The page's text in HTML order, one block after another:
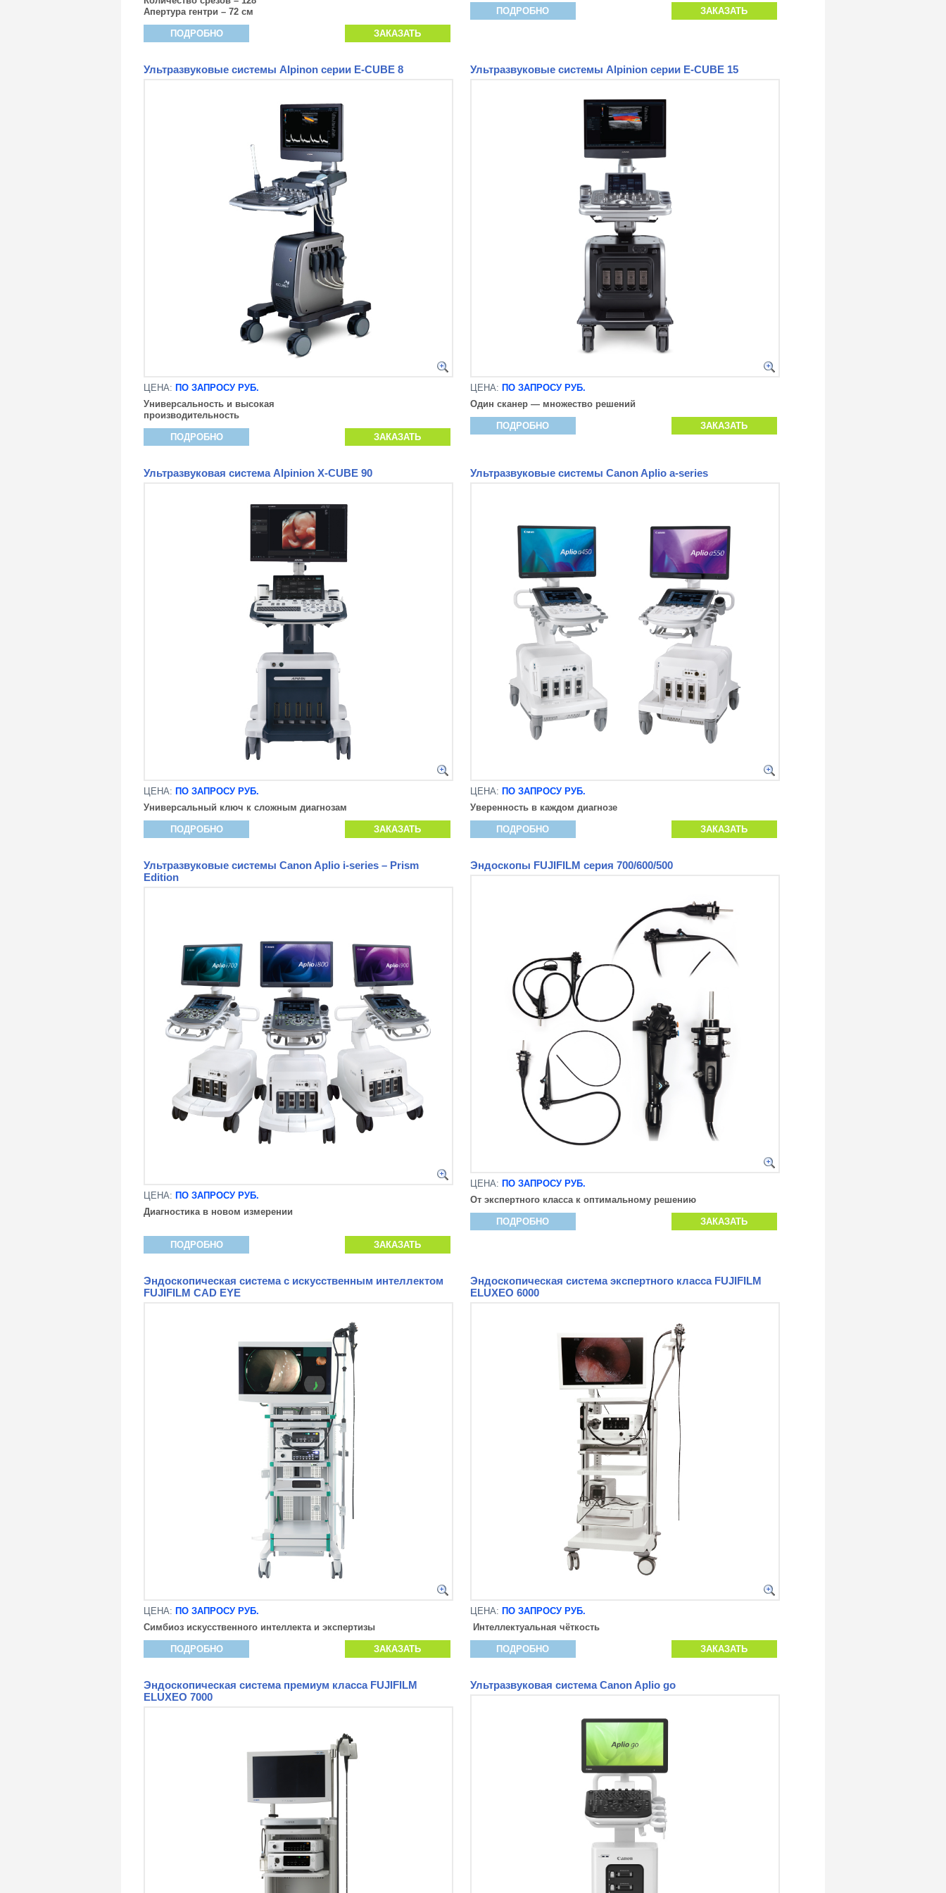
Апертура гентри – 72 см
ПОДРОБНО ЗАКАЗАТЬ
ПОДРОБНО ЗАКАЗАТЬ
Ультразвуковые системы Alpinon серии E-CUBE 8
ЦЕНА: ПО ЗАПРОСУ РУБ.
Универсальность и высокая
производительность
ПОДРОБНО ЗАКАЗАТЬ
Ультразвуковые системы Alpinion серии E-CUBE 15
ЦЕНА: ПО ЗАПРОСУ РУБ.
Один сканер — множество решений
ПОДРОБНО ЗАКАЗАТЬ
Ультразвуковая система Alpinion X-CUBE 90
ЦЕНА: ПО ЗАПРОСУ РУБ.
Универсальный ключ к сложным диагнозам
ПОДРОБНО ЗАКАЗАТЬ
Ультразвуковые системы Canon Aplio a-series
ЦЕНА: ПО ЗАПРОСУ РУБ.
Уверенность в каждом диагнозе
ПОДРОБНО ЗАКАЗАТЬ
Ультразвуковые системы Canon Aplio i-series – Prism
Edition
ЦЕНА: ПО ЗАПРОСУ РУБ.
Диагностика в новом измерении
ПОДРОБНО ЗАКАЗАТЬ
Эндоскопы FUJIFILM серия 700/600/500
ЦЕНА: ПО ЗАПРОСУ РУБ.
От экспертного класса к оптимальному решению
ПОДРОБНО ЗАКАЗАТЬ
Эндоскопическая система с искусственным интеллектом
FUJIFILM CAD EYE
ЦЕНА: ПО ЗАПРОСУ РУБ.
Симбиоз искусственного интеллекта и экспертизы
ПОДРОБНО ЗАКАЗАТЬ
Эндоскопическая система экспертного класса FUJIFILM
ELUXEO 6000
ЦЕНА: ПО ЗАПРОСУ РУБ.
Интеллектуальная чёткость
ПОДРОБНО ЗАКАЗАТЬ
Эндоскопическая система премиум класса FUJIFILM
ELUXEO 7000
Ультразвуковая система Canon Aplio go